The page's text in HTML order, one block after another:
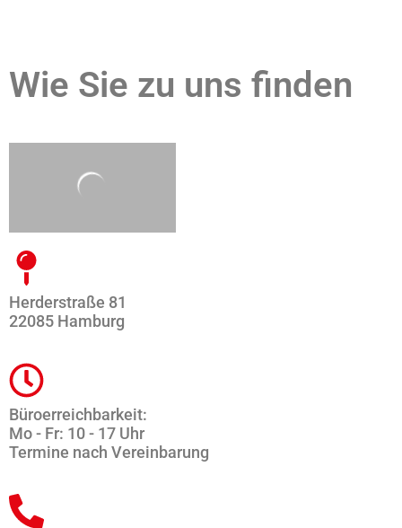
Wie Sie zu uns finden
Herderstraße 81
22085 Hamburg
Büroerreichbarkeit:
Mo - Fr: 10 - 17 Uhr
Termine nach Vereinbarung